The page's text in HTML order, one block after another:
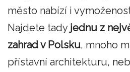
město nabízí i
Najdete tady jednu z
zahrad v Polsku, mnoho
přístavní architekturu,